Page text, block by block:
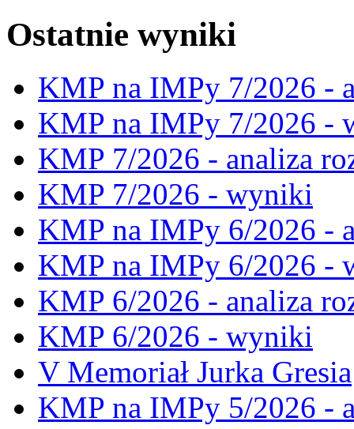
Ostatnie wyniki
KMP na IMPy 7/2026 -
KMP na IMPy 7/2026 -
KMP 7/2026 - analiza
KMP 7/2026 - wyniki
KMP na IMPy 6/2026 -
KMP na IMPy 6/2026 -
KMP 6/2026 - analiza
KMP 6/2026 - wyniki
V Memoriał Jurka Gresia
KMP na IMPy 5/2026 -